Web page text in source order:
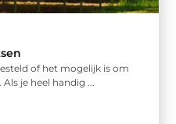
of het mogelijk is om
je heel handig ...